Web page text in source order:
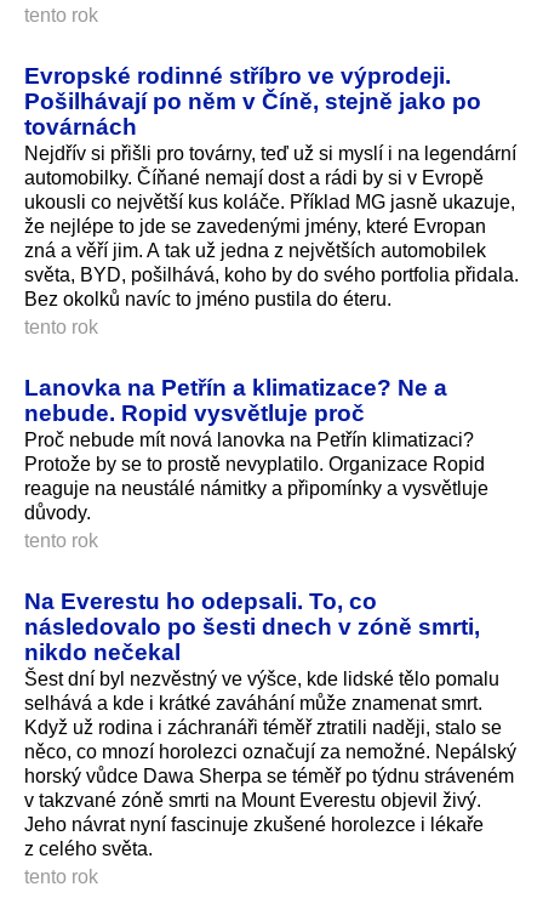
tento rok
Evropské rodinné stříbro ve výprodeji.
Pošilhávají po něm v Číně, stejně jako po
továrnách
Nejdřív si přišli pro továrny, teď už si myslí i na legendární
automobilky. Číňané nemají dost a rádi by si v Evropě
ukousli co největší kus koláče. Příklad MG jasně ukazuje,
že nejlépe to jde se zavedenými jmény, které Evropan
zná a věří jim. A tak už jedna z největších automobilek
světa, BYD, pošilhává, koho by do svého portfolia přidala.
Bez okolků navíc to jméno pustila do éteru.
tento rok
Lanovka na Petřín a klimatizace? Ne a
nebude. Ropid vysvětluje proč
Proč nebude mít nová lanovka na Petřín klimatizaci?
Protože by se to prostě nevyplatilo. Organizace Ropid
reaguje na neustálé námitky a připomínky a vysvětluje
důvody.
tento rok
Na Everestu ho odepsali. To, co
následovalo po šesti dnech v zóně smrti,
nikdo nečekal
Šest dní byl nezvěstný ve výšce, kde lidské tělo pomalu
selhává a kde i krátké zaváhání může znamenat smrt.
Když už rodina i záchranáři téměř ztratili naději, stalo se
něco, co mnozí horolezci označují za nemožné. Nepálský
horský vůdce Dawa Sherpa se téměř po týdnu stráveném
v takzvané zóně smrti na Mount Everestu objevil živý.
Jeho návrat nyní fascinuje zkušené horolezce i lékaře
z celého světa.
tento rok